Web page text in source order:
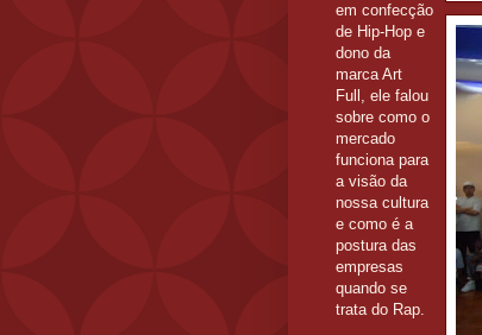
em confecção
de Hip-Hop e
dono da
marca Art
Full, ele falou
sobre como o
mercado
funciona para
a visão da
nossa cultura
e como é a
postura das
empresas
quando se
trata do Rap.